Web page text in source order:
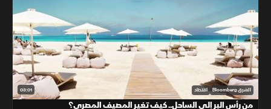
03:01 الشرق Bloomberg اقتصاد
من رأس البر إلى الساحل.. كيف تغير المصيف المصري؟